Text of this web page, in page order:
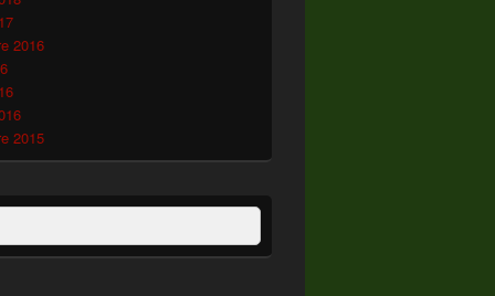
2016
2015